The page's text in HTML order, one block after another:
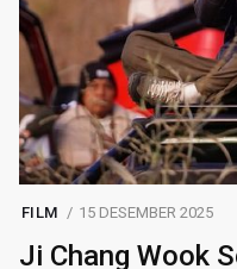
FILM 15 DESEMBER 2025
Ji Chang Wook